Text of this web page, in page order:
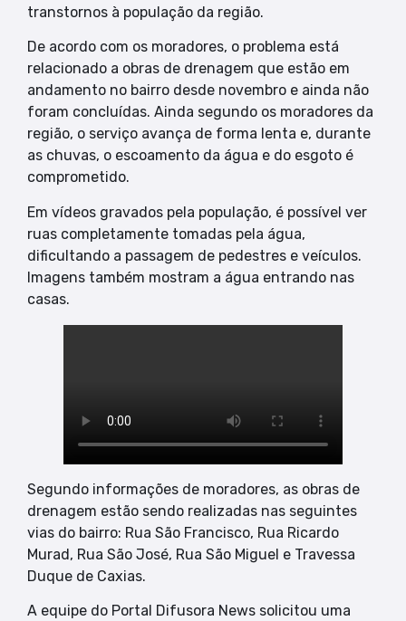
transtornos à população da região.
De acordo com os moradores, o problema está
relacionado a obras de drenagem que estão em
andamento no bairro desde novembro e ainda não
foram concluídas. Ainda segundo os moradores da
região, o serviço avança de forma lenta e, durante
as chuvas, o escoamento da água e do esgoto é
comprometido.
Em vídeos gravados pela população, é possível ver
ruas completamente tomadas pela água,
dificultando a passagem de pedestres e veículos.
Imagens também mostram a água entrando nas
casas.
Segundo informações de moradores, as obras de
drenagem estão sendo realizadas nas seguintes
vias do bairro: Rua São Francisco, Rua Ricardo
Murad, Rua São José, Rua São Miguel e Travessa
Duque de Caxias.
A equipe do Portal Difusora News solicitou uma